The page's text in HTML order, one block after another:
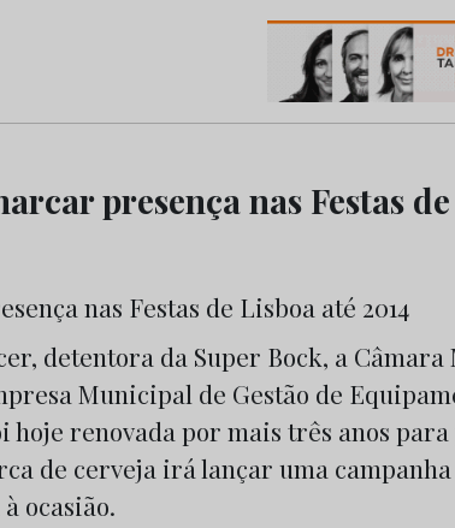
e da Publicidade
presença nas Festas
detentora da Super Bock, a
Municipal de Gestão de
hoje renovada por mais três anos
de cerveja irá lançar uma
ocasião.